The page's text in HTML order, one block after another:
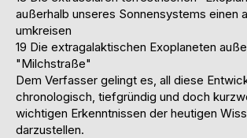
außerhalb unseres Sonnensystems einen
umkreisen
19 Die extragalaktischen Exoplaneten
"Milchstraße"
Dem Verfasser gelingt es, all diese
chronologisch, tiefgründig und doch
wichtigen Erkenntnissen der heutigen
darzustellen.